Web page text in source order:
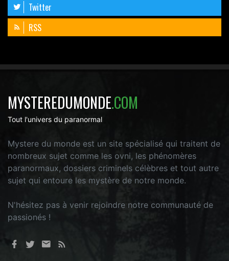
Twitter
RSS
MYSTEREDUMONDE.COM
Tout l'univers du paranormal
Mystere du monde est un site spécialisé qui traitent de
nombreux sujet comme les ovni, les phénomères
paranormaux, dossiers criminels célèbres et tout autre
sujet qui entoure les mystère de notre monde.
N'hésitez pas à venir rejoindre notre communauté de
passionés !